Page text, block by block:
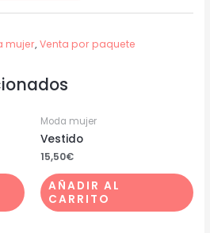
mujer,Venta por paquete
Moda mujer
Vestido
15,50€
AÑADIR AL
CARRITO